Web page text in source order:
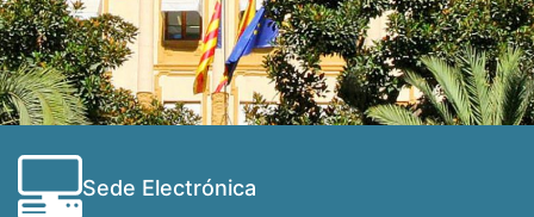
Sede Electrónica